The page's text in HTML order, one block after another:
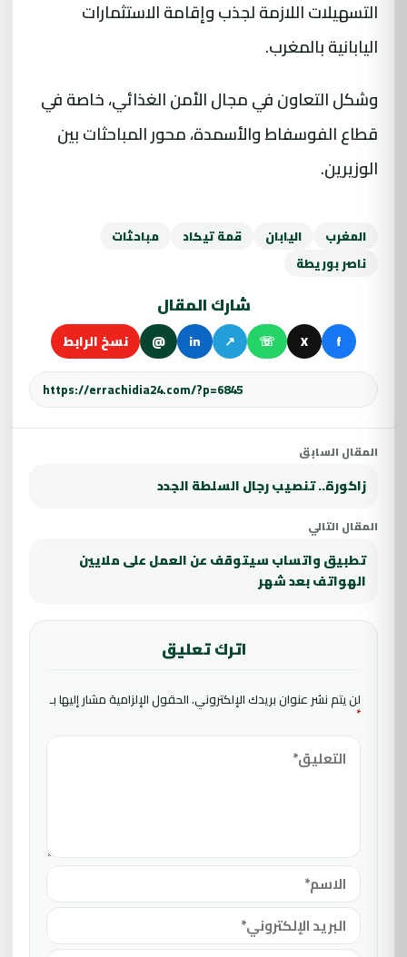
التسهيلات اللازمة لجذب وإقامة الاستثمارات
اليابانية بالمغرب.
وشكل التعاون في مجال الأمن الغذائي، خاصة في
قطاع الفوسفاط والأسمدة، محور المباحثات بين
الوزيرين.
المغرب اليابان قمة تيكاد
مباحثات
ناصر بوريطة
شارك المقال
f
X
☏
↗
in
@ نسخ الرابط
المقال السابق
زاكورة.. تنصيب رجال السلطة الجدد
المقال التالي
تطبيق واتساب سيتوقف عن العمل على ملايين
الهواتف بعد شهر
اترك تعليق
لن يتم نشر عنوان بريدك الإلكتروني.الحقول الإلزامية مشار إليها بـ
*